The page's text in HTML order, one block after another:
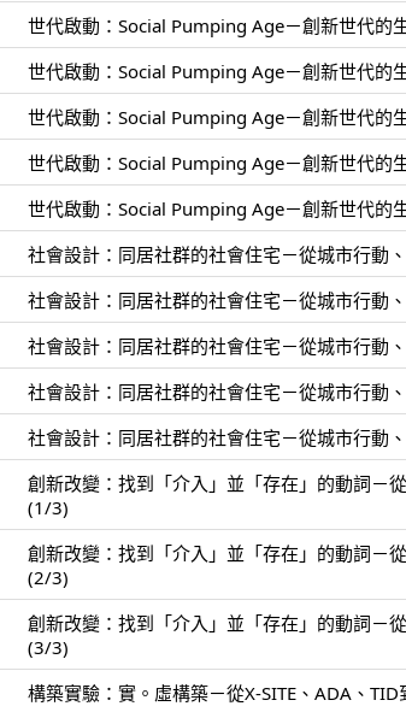
世代啟動：Social Pumping Age－創新世代的
世代啟動：Social Pumping Age－創新世代的
世代啟動：Social Pumping Age－創新世代的
世代啟動：Social Pumping Age－創新世代的
世代啟動：Social Pumping Age－創新世代的
社會設計：同居社群的社會住宅－從城市行動
社會設計：同居社群的社會住宅－從城市行動
社會設計：同居社群的社會住宅－從城市行動
社會設計：同居社群的社會住宅－從城市行動
社會設計：同居社群的社會住宅－從城市行動
創新改變：找到「介入」並「存在」的動詞－
(1/3)
創新改變：找到「介入」並「存在」的動詞－
(2/3)
創新改變：找到「介入」並「存在」的動詞－
(3/3)
構築實驗：實。虛構築－從X-SITE、ADA、